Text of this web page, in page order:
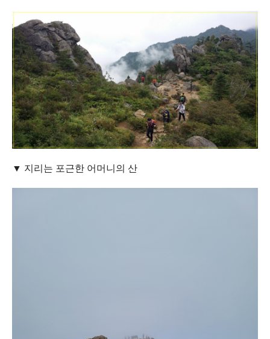
▼ 지리는 포근한 어머니의 산